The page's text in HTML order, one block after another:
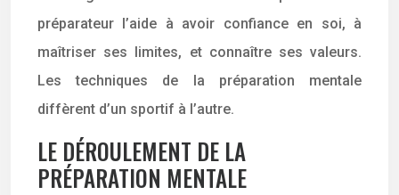
préparateur l’aide à avoir confiance en soi, à
maîtriser ses limites, et connaître ses valeurs.
Les techniques de la préparation mentale
diffèrent d’un sportif à l’autre.
LE DÉROULEMENT DE LA
PRÉPARATION MENTALE